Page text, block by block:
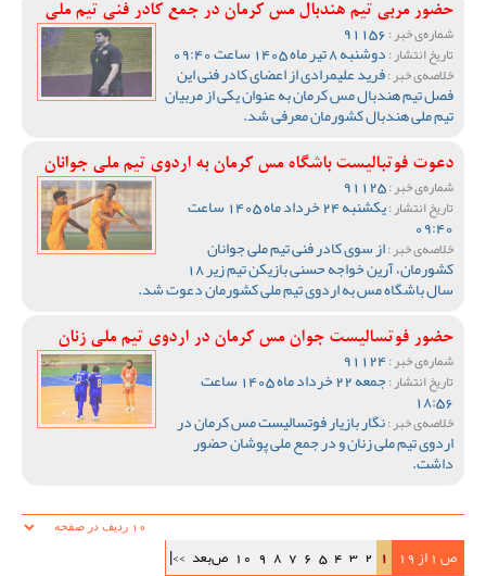
حضور مربی تیم هندبال مس کرمان در جمع کادر فنی تیم ملی
شماره‌ی خبر :
تاریخ انتشار :دوشنبه 8 تیر ماه 1405 ساعت 09:40
خلاصه‌ی خبر :فرید علیمرادی از اعضای کادر فنی این
فصل تیم هندبال مس کرمان به عنوان یکی از مربیان
تیم ملی هندبال کشورمان معرفی شد.
دعوت فوتبالیست باشگاه مس کرمان به اردوی تیم ملی جوانان
شماره‌ی خبر :
تاریخ انتشار : یکشنبه 24 خرداد ماه 1405 ساعت
09:40
خلاصه‌ی خبر :از سوی کادر فنی تیم ملی جوانان
کشورمان، آرین خواجه حسنی بازیکن تیم زیر 18
سال باشگاه مس به اردوی تیم ملی کشورمان دعوت شد.
حضور فوتسالیست جوان مس کرمان در اردوی تیم ملی زنان
شماره‌ی خبر :
تاریخ انتشار : جمعه 22 خرداد ماه 1405 ساعت
18:56
خلاصه‌ی خبر :نگار بازیار فوتسالیست مس کرمان در
اردوی تیم ملی زنان و در جمع ملی پوشان حضور
داشت.
ص 1 از 19 1
2
3
4
5
6
7
8
9
10 ص‌بعد >>|